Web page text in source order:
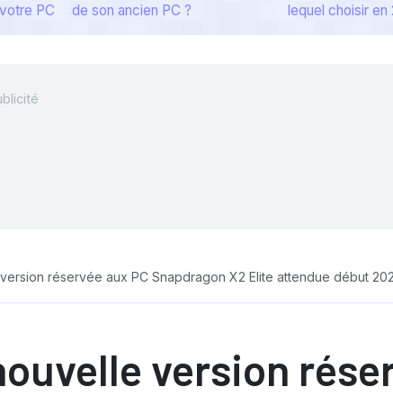
PC
de son ancien PC ?
lequel choisir en
réservée aux PC Snapdragon X2 Elite attendue début
version